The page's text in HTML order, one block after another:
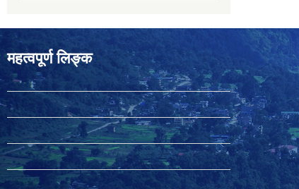
महत्वपूर्ण लिङ्क